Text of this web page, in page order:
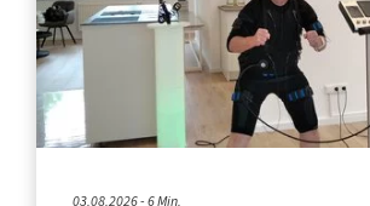
03.08.2026 - 6 Min.